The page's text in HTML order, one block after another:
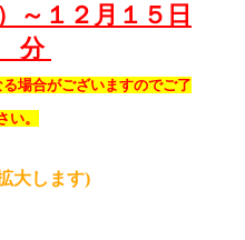
～１２月１５ 日
分
場合がございますのでご了
い。
大します)